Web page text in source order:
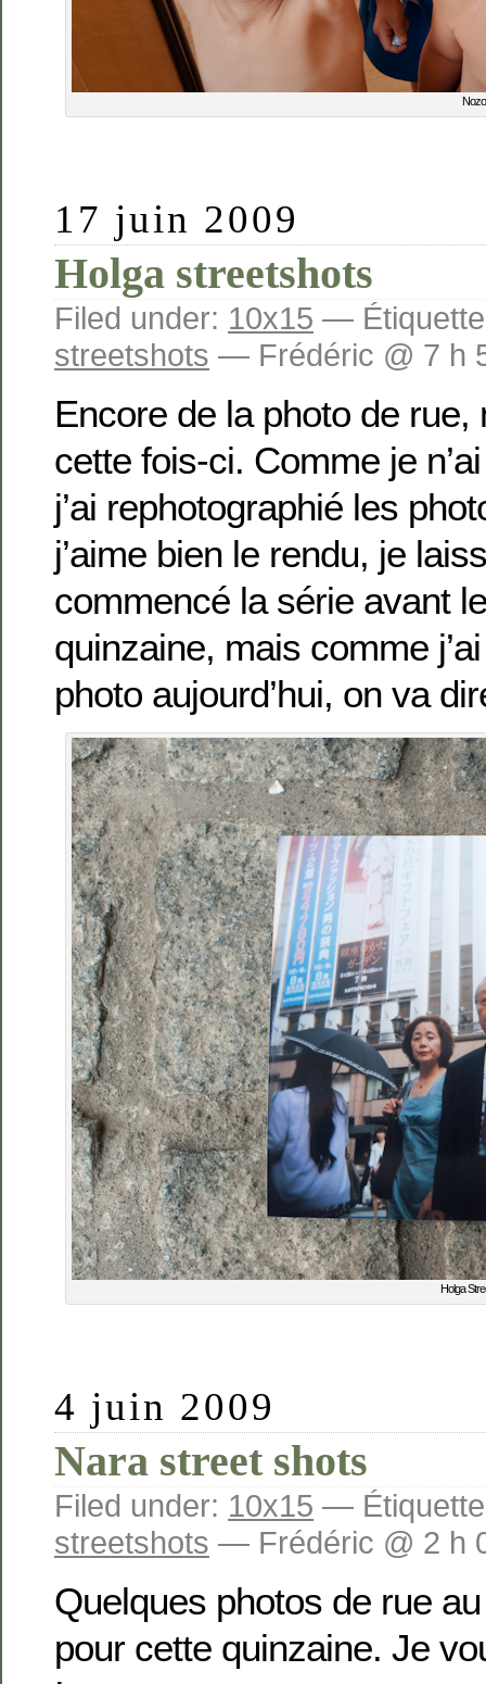
17 juin 2009
Holga streetshots
Filed under: 10x15 —
streetshots — Frédéric @ 7 h
Encore de la photo de rue,
cette fois-ci. Comme je
j’ai rephotographié les
j’aime bien le rendu, je
commencé la série avant
quinzaine, mais comme
photo aujourd’hui, on va
Holga
4 juin 2009
Nara street shots
Filed under: 10x15 —
streetshots — Frédéric @ 2 h
Quelques photos de rue
pour cette quinzaine. Je